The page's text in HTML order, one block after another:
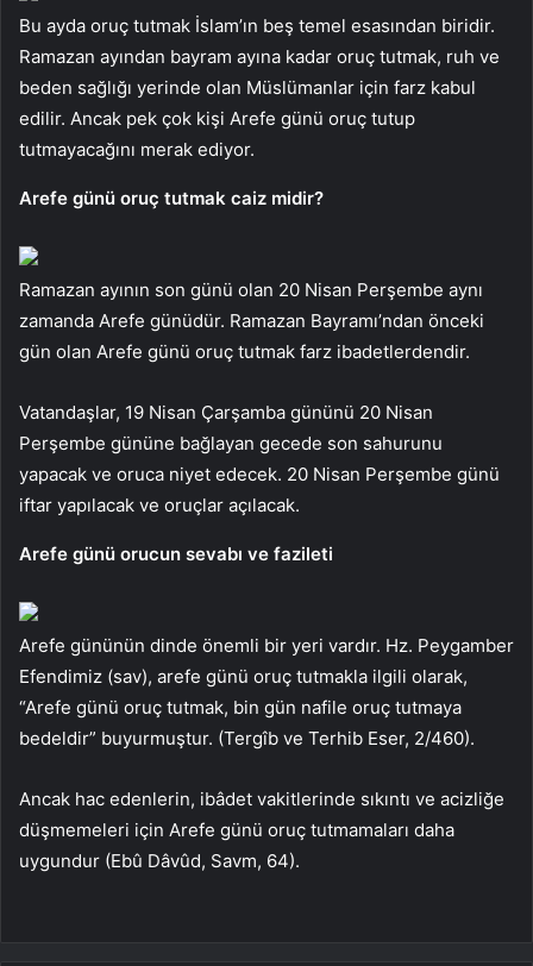
Bu ayda oruç tutmak İslam’ın beş temel esasından biridir.
Ramazan ayından bayram ayına kadar oruç tutmak, ruh ve
beden sağlığı yerinde olan Müslümanlar için farz kabul
edilir. Ancak pek çok kişi Arefe günü oruç tutup
tutmayacağını merak ediyor.
Arefe günü oruç tutmak caiz midir?
Ramazan ayının son günü olan 20 Nisan Perşembe aynı
zamanda Arefe günüdür. Ramazan Bayramı’ndan önceki
gün olan Arefe günü oruç tutmak farz ibadetlerdendir.
Vatandaşlar, 19 Nisan Çarşamba gününü 20 Nisan
Perşembe gününe bağlayan gecede son sahurunu
yapacak ve oruca niyet edecek. 20 Nisan Perşembe günü
iftar yapılacak ve oruçlar açılacak.
Arefe günü orucun sevabı ve fazileti
Arefe gününün dinde önemli bir yeri vardır. Hz. Peygamber
Efendimiz (sav), arefe günü oruç tutmakla ilgili olarak,
“Arefe günü oruç tutmak, bin gün nafile oruç tutmaya
bedeldir” buyurmuştur. (Tergîb ve Terhib Eser, 2/460).
Ancak hac edenlerin, ibâdet vakitlerinde sıkıntı ve acizliğe
düşmemeleri için Arefe günü oruç tutmamaları daha
uygundur (Ebû Dâvûd, Savm, 64).